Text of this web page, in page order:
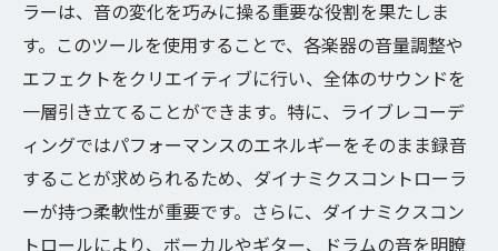
の新たな可能性
創造性を広げるダイナミクスコントローラ
ーの応用
ダイナミクス調整による楽曲の立体感向上
音楽ジャンルごとのダイナミクス設定例
ライブ感を再現するためのダイナミクス技
ラーは、音の変化を巧みに操る重要な役割を果たしま
す。このツールを使用することで、各楽器の音量調整や
エフェクトをクリエイティブに行い、全体のサウンドを
一層引き立てることができます。特に、ライブレコーデ
ィングではパフォーマンスのエネルギーをそのまま録音
することが求められるため、ダイナミクスコントローラ
ーが持つ柔軟性が重要です。さらに、ダイナミクスコン
トロールにより、ボーカルやギター、ドラムの音を明瞭